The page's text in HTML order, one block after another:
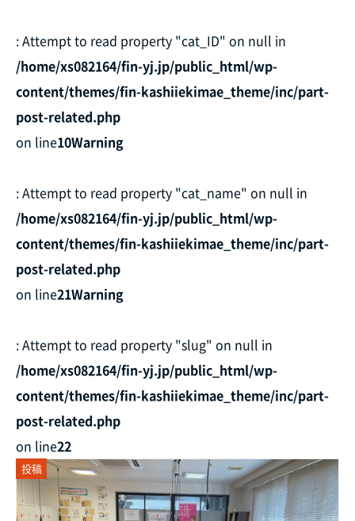
: Attempt to read property "cat_ID" on null in
/home/xs082164/fin-yj.jp/public_html/wp-
content/themes/fin-kashiiekimae_theme/inc/part-
post-related.php
on line10Warning
: Attempt to read property "cat_name" on null in
/home/xs082164/fin-yj.jp/public_html/wp-
content/themes/fin-kashiiekimae_theme/inc/part-
post-related.php
on line21Warning
: Attempt to read property "slug" on null in
/home/xs082164/fin-yj.jp/public_html/wp-
content/themes/fin-kashiiekimae_theme/inc/part-
post-related.php
on line22
投稿